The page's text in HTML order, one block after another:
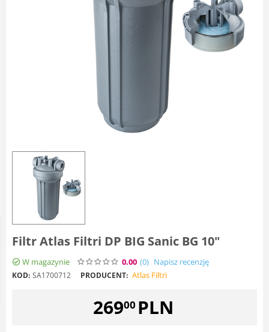
Filtr Atlas Filtri DP BIG Sanic BG 10"
W magazynie 0.00 (0) Napisz recenzję
KOD: SA1700712 PRODUCENT: Atlas Filtri
26900 PLN